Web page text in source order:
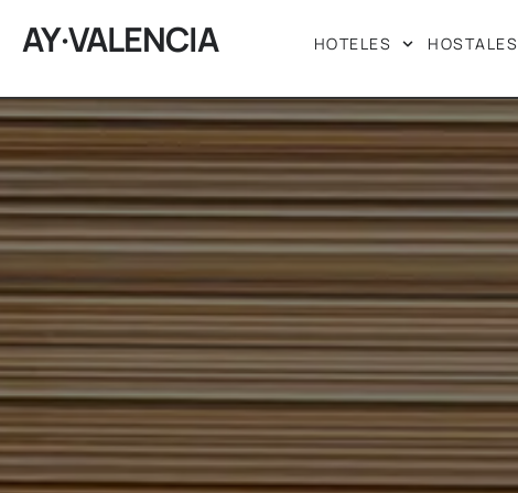
AY·VALENCIA HOTELES HOSTALES